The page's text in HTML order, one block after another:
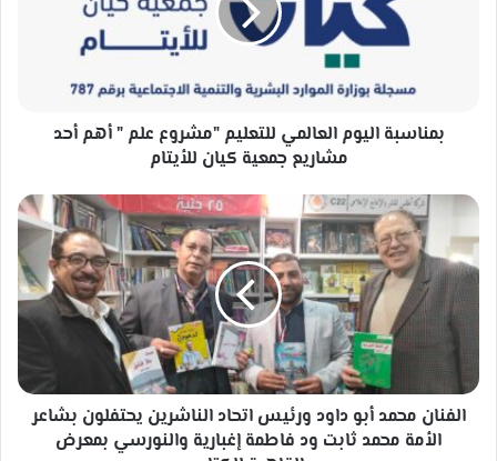
مشاريع
للأيتام
بمناسبة اليوم العالمي للتعليم "مشروع علم " أهم أحد
مشاريع جمعية كيان للأيتام
الفنان
محمد
أبو
داود
ورئيس
اتحاد
بشاعر
الأمة
الفنان محمد أبو داود ورئيس اتحاد الناشرين يحتفلون بشاعر
الأمة محمد ثابت ود فاطمة إغبارية والنورسي بمعرض